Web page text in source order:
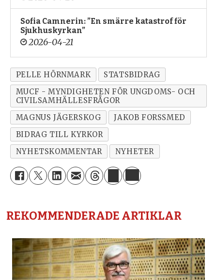
Sofia Camnerin: ”En smärre katastrof för
Sjukhuskyrkan”
2026-04-21
PELLE HÖRNMARK
STATSBIDRAG
MUCF - MYNDIGHETEN FÖR UNGDOMS- OCH
CIVILSAMHÄLLESFRÅGOR
MAGNUS JÄGERSKOG
JAKOB FORSSMED
BIDRAG TILL KYRKOR
NYHETSKOMMENTAR
NYHETER
REKOMMENDERADE ARTIKLAR